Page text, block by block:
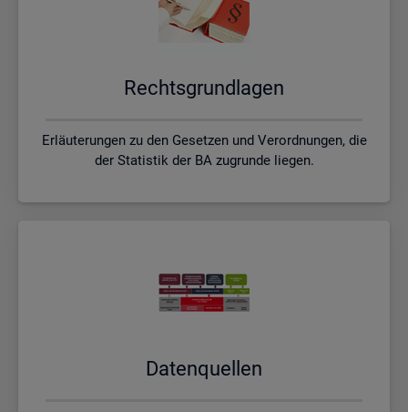
Rechts­grund­la­gen
Erläuterungen zu den Gesetzen und Verordnungen, die
der Statistik der BA zugrunde liegen.
Da­ten­quel­len